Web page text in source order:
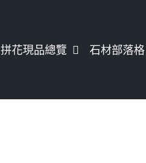
拼花現品總覽 石材部落格